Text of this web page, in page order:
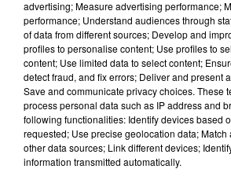
SES PORTES
C'était l'une des institutions du
rémois. Le magasin JouéClub
fermer ses portes.
TITRES DIFFUSÉS
5h49
5h49
advertising; Measure advertising performance;
performance; Understand audiences through
of data from different sources; Develop and
profiles to personalise content; Use profiles to
content; Use limited data to select content;
detect fraud, and fix errors; Deliver and present
Save and communicate privacy choices. These
process personal data such as IP address and
following functionalities: Identify devices based
requested; Use precise geolocation data;
other data sources; Link different devices;
information transmitted automatically.